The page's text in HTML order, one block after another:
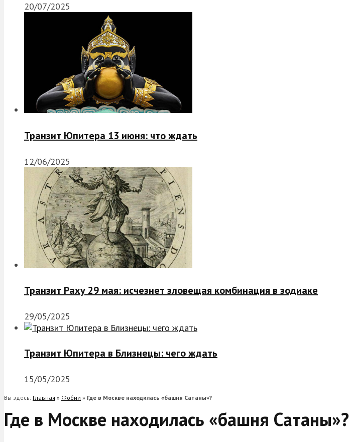
20/07/2025
Транзит Юпитера 13 июня: что ждать
12/06/2025
Транзит Раху 29 мая: исчезнет зловещая комбинация в зодиаке
29/05/2025
Транзит Юпитера в Близнецы: чего ждать
15/05/2025
Вы здесь: Главная » Фобии » Где в Москве находилась «башня Сатаны»?
Где в Москве находилась «башня Сатаны»?